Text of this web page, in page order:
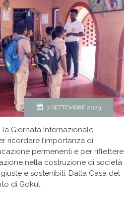
7 SETTEMBRE 2023
la Giornata Internazionale
ricordare l’importanza di
permenenti e per riflettere
nella costruzione di società
e sostenibili. Dalla Casa del
di Gokul.